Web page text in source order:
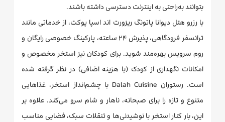
بتوانند به‌راحتی به اینترنت دسترسی داشته باشند.
با رزرو هتل دیوانا پاتونگ ریزورت اند اسپا پوکت، از خدماتی مانند
ترانسفر فرودگاهی، پذیرش ۲۴ ساعته، پارکینگ خصوصی رایگان و
روم سرویس بهره‌مند شوید. برای کودکان نیز استخر مخصوص و
امکانات نگهداری از کودک (با هزینه اضافی) در نظر گرفته شده
است. رستوران Dalah Cuisine با چشم‌انداز استخر، غذاهایی
متنوع و تازه را برای صبحانه، ناهار و شام سرو می‌کند. علاوه بر
این، بار کنار استخر با نوشیدنی‌ها و تنقلات سبک، فضایی مناسب